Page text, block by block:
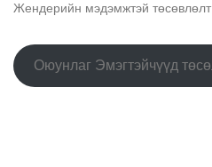
Жендерийн мэдэмжтэй төсөвлөлт
Оюунлаг Эмэгтэйчүүд